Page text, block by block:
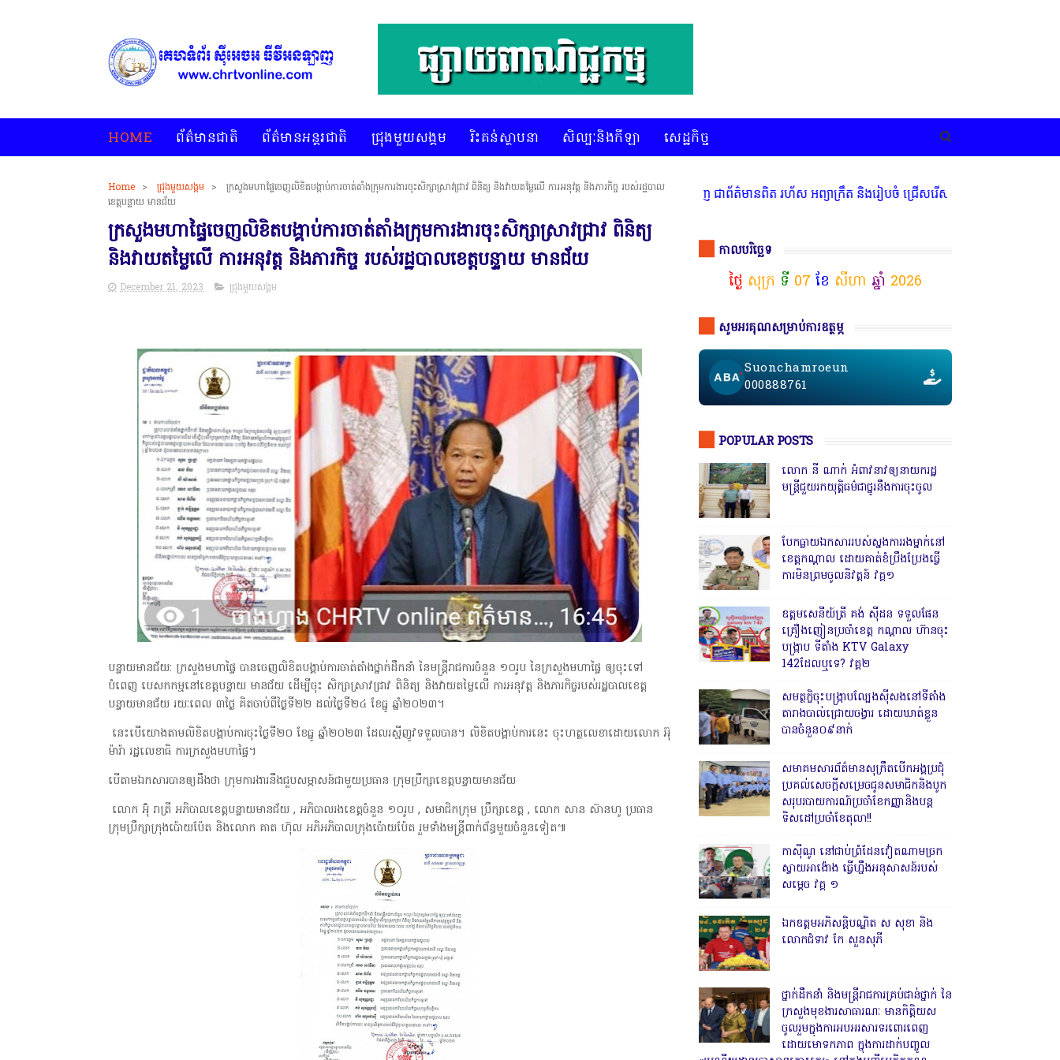
HOME ព័ត៌មានជាតិ ព័ត៌មានអន្តរជាតិ ជ្រុងមួយសង្គម រិះគន់ស្ថាបនា សិល្បៈនិងកីឡា សេដ្ឋកិច្ច
Home > ជ្រុងមួយសង្គម >
ក្រសួងមហាផ្ទៃចេញលិខិតបង្គាប់ការចាត់តាំងក្រុមការងារចុះសិក្សាស្រាវជ្រាវ ពិនិត្យ និងវាយតម្លៃលើ ការអនុវត្ត និងភារកិច្ច របស់រដ្ឋបាល
ខេត្តបន្ទាយ មានជ័យ
ក្រសួងមហាផ្ទៃចេញលិខិតបង្គាប់ការចាត់តាំងក្រុមការងារចុះសិក្សាស្រាវជ្រាវ ពិនិត្យ
និងវាយតម្លៃលើ ការអនុវត្ត និងភារកិច្ច របស់រដ្ឋបាលខេត្តបន្ទាយ មានជ័យ
December 21, 2023 ជ្រុងមួយសង្គម
បន្ទាយមានជ័យ: ក្រសួងមហាផ្ទៃ បានចេញលិខិតបង្គាប់ការចាត់តាំងថ្នាក់ដឹកនាំ នៃមន្ត្រីរាជការចំនួន ១០រូប នៃក្រសួងមហាផ្ទៃ ឲ្យចុះទៅ
បំពេញ បេសកកម្មនៅខេត្តបន្ទាយ មានជ័យ ដើម្បីចុះ សិក្សាស្រាវជ្រាវ ពិនិត្យ និងវាយតម្លៃលើ ការអនុវត្ត និងភារកិច្ចរបស់រដ្ឋបាលខេត្ត
បន្ទាយមានជ័យ រយៈពេល ៣ថ្ងៃ គិតចាប់ពីថ្ងៃទី២២ ដល់ថ្ងៃទី២៤ ខែធ្នូ ឆ្នាំ២០២៣។
នេះបើយោងតាមលិខិតបង្គាប់ការចុះថ្ងៃទី២០ ខែធ្នូ ឆ្នាំ២០២៣ ដែលរស្មីញូវទទួលបាន។ លិខិតបង្គាប់ការនេះ ចុះហត្ថលេខាដោយលោក អ៊ុ
ម៉ារ៉ា រដ្ឋលេខាធិ ការក្រសួងមហាផ្ទៃ។
បើតាមឯកសារបានឲ្យដឹងថា ក្រុមការងារនឹងជួបសម្ភាសន៍ជាមួយប្រធាន ក្រុមប្រឹក្សាខេត្តបន្ទាយមានជ័យ
លោក អ៊ុំ រាត្រី អភិបាលខេត្តបន្ទាយមានជ័យ , អភិបាលរងខេត្តចំនួន ១០រូប , សមាជិកក្រុម ប្រឹក្សាខេត្ត , លោក សាន ស៊ានហូ ប្រធាន
ក្រុមប្រឹក្សាក្រុងប៉ោយប៉ែត និងលោក គាត ហ៊ុល អភិអភិបាលក្រុងប៉ោយប៉ែត រួមទាំងមន្ត្រីពាក់ព័ន្ធមួយចំនួនទៀត៕
* គេហទំព័រ ស៊ីអេចអធីវីអនឡាញ ជាព័ត៌មានពិត រហ័ស អព្យាក្រឹត និងរៀបចំ ជ្រើសរើស ក្រុមការងារ នៅតាមបណ្តាលរាជធា
កាលបរិច្ឆេទ
ថ្ងៃ សុក្រ ទី 07 ខែ សីហា ឆ្នាំ 2026
សូមអរគុណសម្រាប់ការឧត្ថម្ភ
Suonchamroeun
000888761
POPULAR POSTS
លោក នី ណាក់ អំពាវនាវឲ្យនាយករដ្ឋ
មន្ត្រីជួយរកយុត្តិធម៌ជាថ្នូរនឹងការចុះចូល
បែកធ្លាយឯកសាររបស់ស្នងការរងម្នាក់នៅ
ខេត្តកណ្ដាល ដោយគាត់ខំប្រឹងប្រែងធ្វើ
ការមិនព្រមចូលនិវត្តន៍ វគ្គ១
ឧត្តមសេនីយ៍ត្រី គង់ ស៊ីដន ទទួលផែន
គ្រឿងញៀនប្រចាំខេត្ត កណ្តាល ហ៊ានចុះ
បង្ក្រាប ទីតាំង KTV Galaxy
142ដែលឬទេ? វគ្គ២
សមត្ថកិ្ចចុះបង្ក្រាបល្បែងស៊ីសងនៅទីតាំង
តារាងបាល់ជ្រោយចង្វារ ដោយឃាត់ខ្លួន
បានចំនួន០៩នាក់
សមាគមសារព័ត៌មានសុក្រឹតបើកអង្គប្រជុំ
ប្រគល់សេចក្តីសម្រេចជូនសមាជិកនិងបូក
សរុបរបាយការណ៍ប្រចាំខែកញ្ញានិងបន្ត
ទិសដៅប្រចាំខែតុលា!!
កាសុីណូ នៅជាប់ព្រំដែនវៀតណាមច្រក
ស្វាយអាង៉ោង ធ្វើហ្នឹងអនុសាសន៍របស់
សម្ដេច វគ្គ ១
ឯកឧត្តមអភិសន្តិបណ្ឌិត ស សុខា និង
លោកជំទាវ កែ សួនសុភី
ថ្នាក់ដឹកនាំ និងមន្ត្រីរាជការគ្រប់ជាន់ថ្នាក់ នៃ
ក្រសួងមុខងារសាធារណៈ មានកិត្តិយស
ចូលរួមក្នុងការអបអរសារទរពោរពេញ
ដោយមោទកភាព ក្នុងការដាក់បញ្ចូល